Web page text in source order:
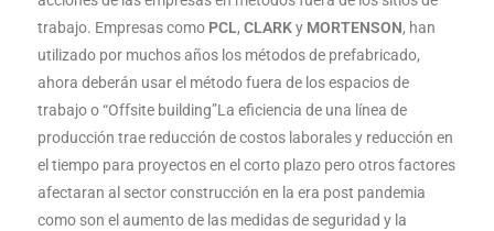
trabajo. Empresas como PCL,CLARKy MORTENSON, han
utilizado por muchos años los métodos de prefabricado,
ahora deberán usar el método fuera de los espacios de
trabajo o “Offsite building”La eficiencia de una línea de
producción trae reducción de costos laborales y reducción en
el tiempo para proyectos en el corto plazo pero otros factores
afectaran al sector construcción en la era post pandemia
como son el aumento de las medidas de seguridad y la